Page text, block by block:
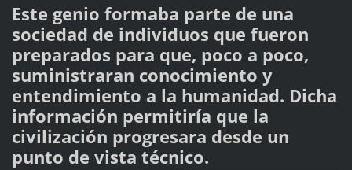
Este genio formaba parte de una
sociedad de individuos que fueron
preparados para que, poco a poco,
suministraran conocimiento y
entendimiento a la humanidad. Dicha
información permitiría que la
civilización progresara desde un
punto de vista técnico.